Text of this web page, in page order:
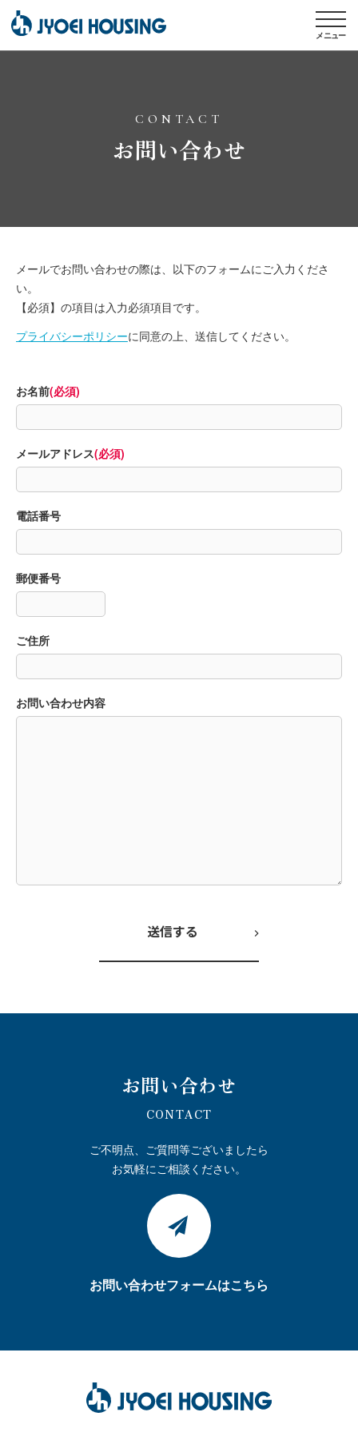
メニュー
CONTACT
お問い合わせ
メールでお問い合わせの際は、以下のフォームにご入力くださ
い。
【必須】の項目は入力必須項目です。
プライバシーポリシーに同意の上、送信してください。
お名前(必須)
メールアドレス(必須)
電話番号
郵便番号
ご住所
お問い合わせ内容
お問い合わせ
CONTACT
ご不明点、ご質問等ございましたら
お気軽にご相談ください。
お問い合わせフォームはこちら